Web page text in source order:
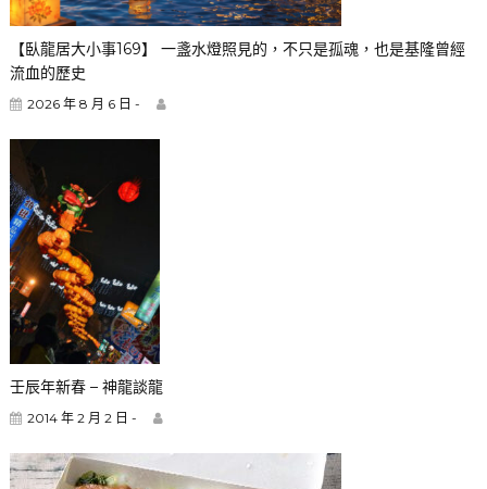
【臥龍居大小事169】 一盞水燈照見的，不只是孤魂，也是基隆曾經
流血的歷史
2026 年 8 月 6 日 -
壬辰年新春 – 神龍談龍
2014 年 2 月 2 日 -